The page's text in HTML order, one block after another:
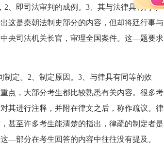
即司法审判的成例。3、其与法律具有同等
这是秦朝法制史部分的内容，但却将廷行事与
央司法机关长官，审理全国案件。这—题要求
定。2、制定原因。3、与律具有同等的效
点，大部分考生都比较熟悉有关内容。很多考
其进行注释，并附在律文之后，称作疏议。律
甚至许多考生能清楚的指出，律疏的制定者是
—部分在考生回答的内容中往往没有提及。